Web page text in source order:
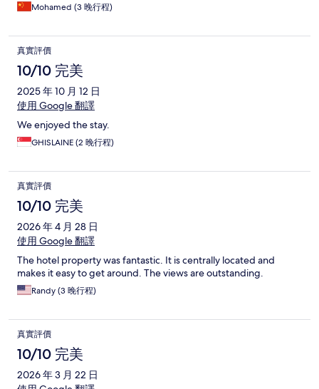
Mohamed (3 晚行程)
真實評價
10/10 完美
2025 年 10 月 12 日
使用 Google 翻譯
We enjoyed the stay.
GHISLAINE (2 晚行程)
真實評價
10/10 完美
2026 年 4 月 28 日
使用 Google 翻譯
The hotel property was fantastic. It is centrally located and
makes it easy to get around. The views are outstanding.
Randy (3 晚行程)
真實評價
10/10 完美
2026 年 3 月 22 日